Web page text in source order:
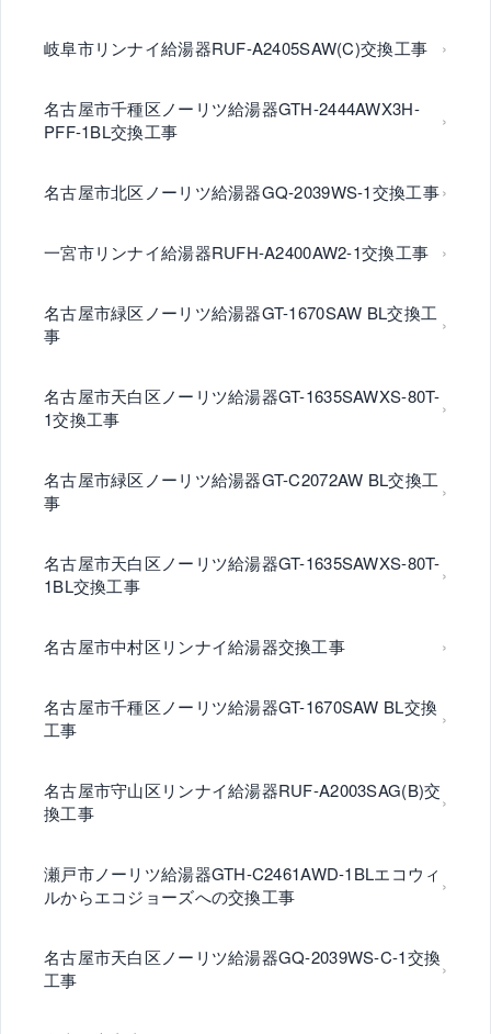
岐阜市リンナイ給湯器RUF-A2405SAW(C)交換工事
名古屋市千種区ノーリツ給湯器GTH-2444AWX3H-
PFF-1BL交換工事
名古屋市北区ノーリツ給湯器GQ-2039WS-1交換工事
一宮市リンナイ給湯器RUFH-A2400AW2-1交換工事
名古屋市緑区ノーリツ給湯器GT-1670SAW BL交換工
事
名古屋市天白区ノーリツ給湯器GT-1635SAWXS-80T-
1交換工事
名古屋市緑区ノーリツ給湯器GT-C2072AW BL交換工
事
名古屋市天白区ノーリツ給湯器GT-1635SAWXS-80T-
1BL交換工事
名古屋市中村区リンナイ給湯器交換工事
名古屋市千種区ノーリツ給湯器GT-1670SAW BL交換
工事
名古屋市守山区リンナイ給湯器RUF-A2003SAG(B)交
換工事
瀬戸市ノーリツ給湯器GTH-C2461AWD-1BLエコウィ
ルからエコジョーズへの交換工事
名古屋市天白区ノーリツ給湯器GQ-2039WS-C-1交換
工事